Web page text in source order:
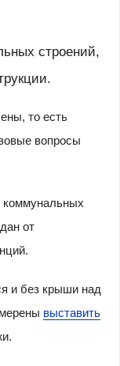
строений,
то есть
вопросы
коммунальных
от
и без крыши над
выставить